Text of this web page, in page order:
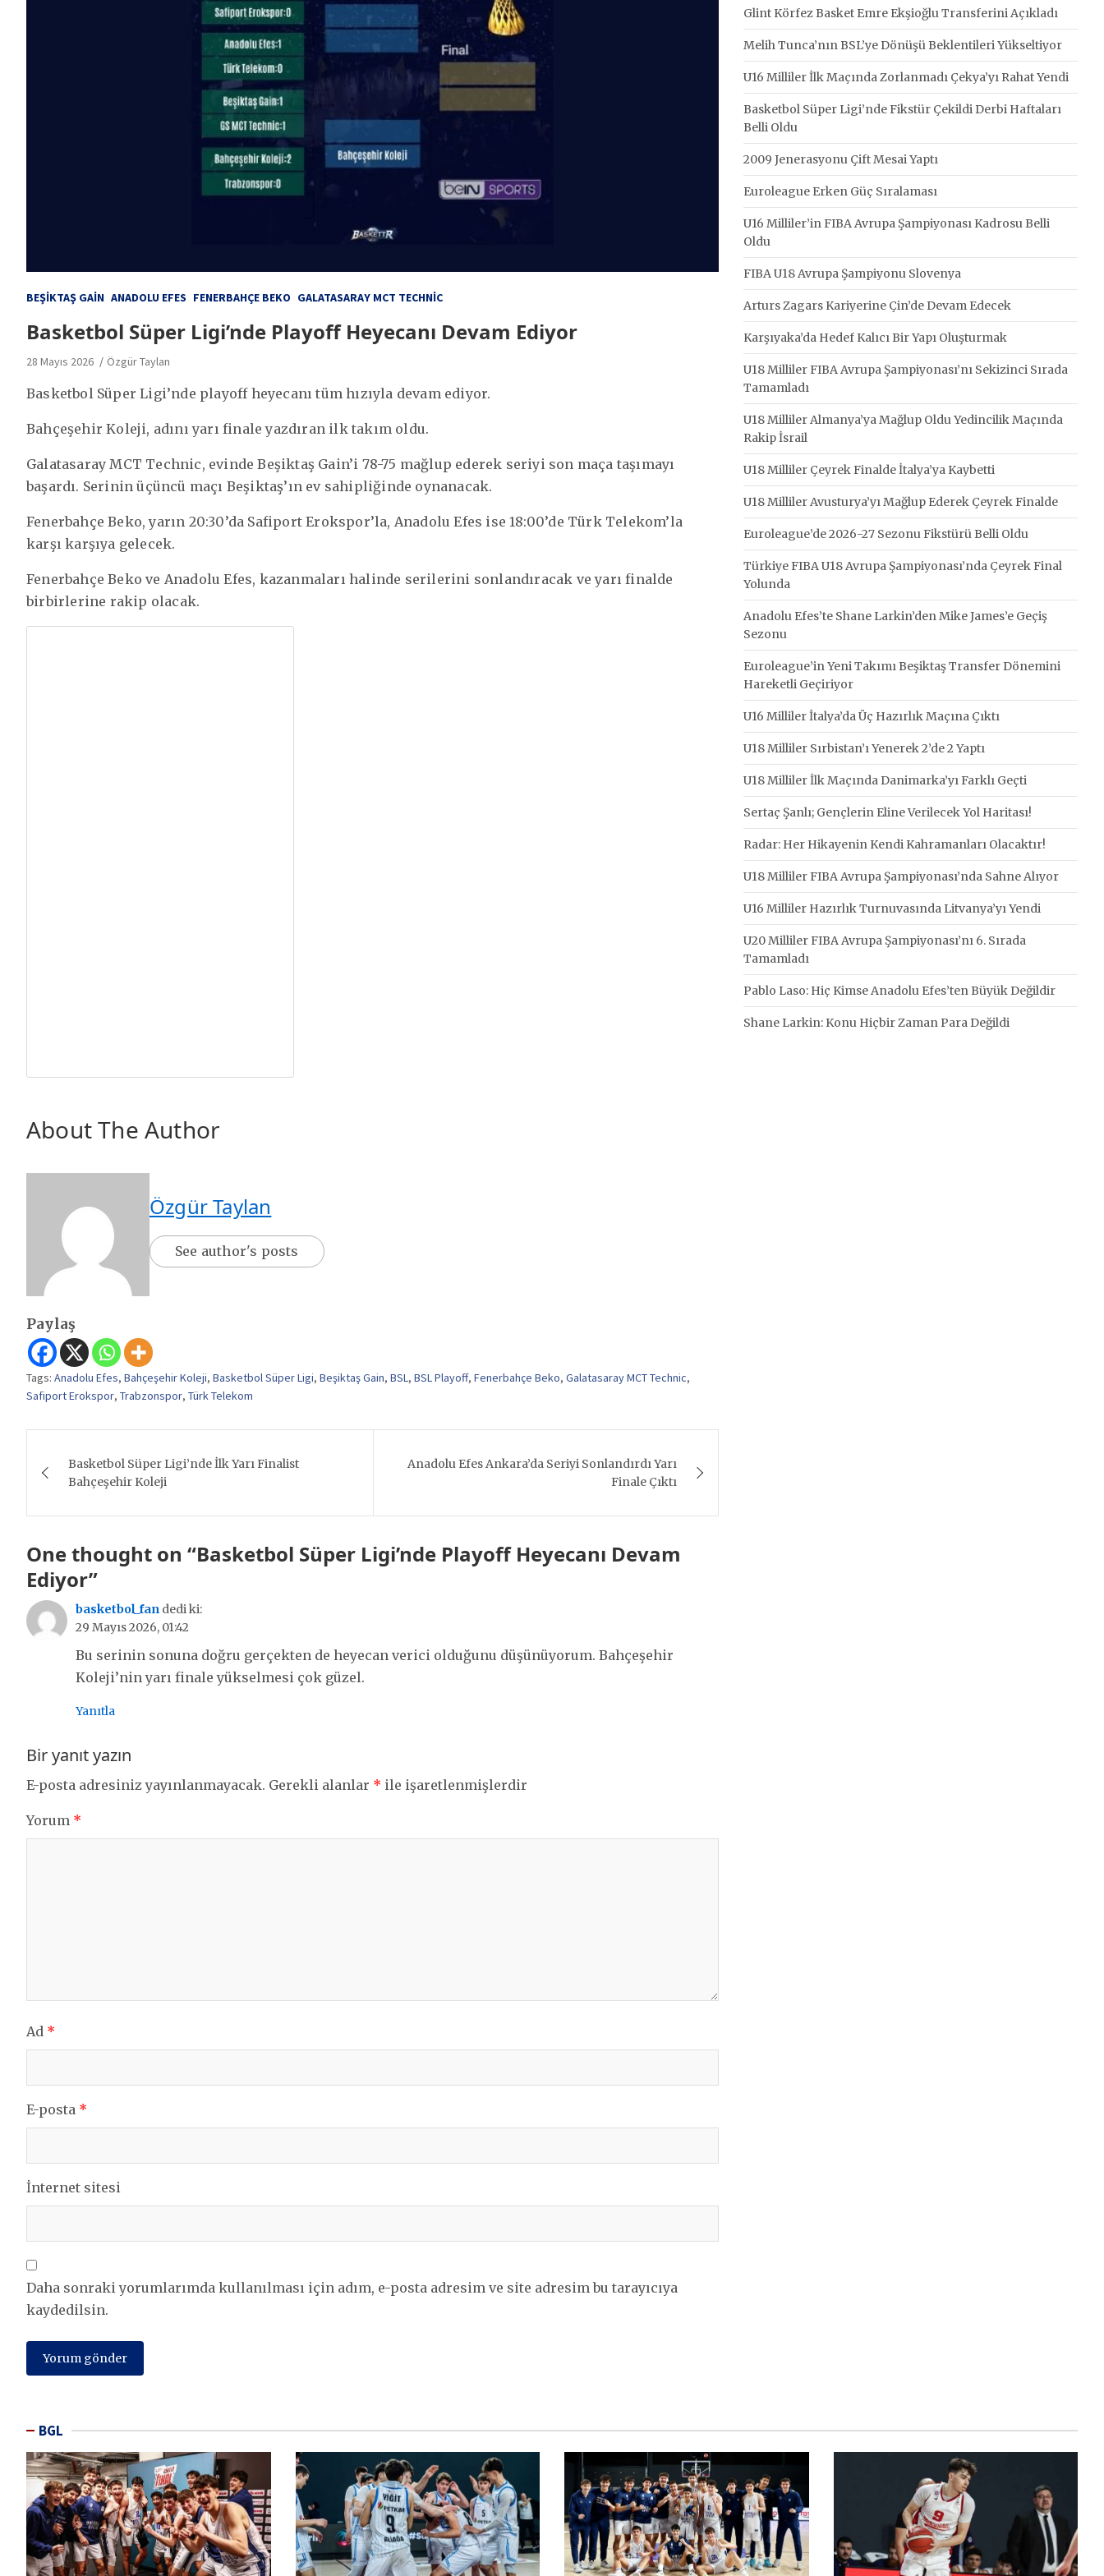
BEŞIKTAŞ GAIN ANADOLU EFES FENERBAHÇE BEKO GALATASARAY MCT TECHNIC
Basketbol Süper Ligi’nde Playoff Heyecanı Devam Ediyor
28 Mayıs 2026 Özgür Taylan
Basketbol Süper Ligi’nde playoff heyecanı tüm hızıyla devam ediyor.
Bahçeşehir Koleji, adını yarı finale yazdıran ilk takım oldu.
Galatasaray MCT Technic, evinde Beşiktaş Gain’i 78-75 mağlup ederek seriyi son maça taşımayı
başardı. Serinin üçüncü maçı Beşiktaş’ın ev sahipliğinde oynanacak.
Fenerbahçe Beko, yarın 20:30’da Safiport Erokspor’la, Anadolu Efes ise 18:00’de Türk Telekom’la
karşı karşıya gelecek.
Fenerbahçe Beko ve Anadolu Efes, kazanmaları halinde serilerini sonlandıracak ve yarı finalde
birbirlerine rakip olacak.
About The Author
Özgür Taylan
See author's posts
Paylaş
Tags: Anadolu Efes, Bahçeşehir Koleji, Basketbol Süper Ligi, Beşiktaş Gain, BSL, BSL Playoff, Fenerbahçe Beko, Galatasaray MCT Technic,
Safiport Erokspor, Trabzonspor, Türk Telekom
gezinmesi
Basketbol Süper Ligi’nde İlk Yarı Finalist
Bahçeşehir Koleji
Anadolu Efes Ankara’da Seriyi Sonlandırdı Yarı
Finale Çıktı
One thought on “Basketbol Süper Ligi’nde Playoff Heyecanı Devam
Ediyor”
basketbol_fan dedi ki:
29 Mayıs 2026, 01:42
Bu serinin sonuna doğru gerçekten de heyecan verici olduğunu düşünüyorum. Bahçeşehir
Koleji’nin yarı finale yükselmesi çok güzel.
Yanıtla
Bir yanıt yazın
E-posta adresiniz yayınlanmayacak. Gerekli alanlar * ile işaretlenmişlerdir
Yorum *
Ad *
E-posta *
İnternet sitesi
Daha sonraki yorumlarımda kullanılması için adım, e-posta adresim ve site adresim bu tarayıcıya
kaydedilsin.
Glint Körfez Basket Emre Ekşioğlu Transferini Açıkladı
Melih Tunca’nın BSL’ye Dönüşü Beklentileri Yükseltiyor
U16 Milliler İlk Maçında Zorlanmadı Çekya’yı Rahat Yendi
Basketbol Süper Ligi’nde Fikstür Çekildi Derbi Haftaları
Belli Oldu
2009 Jenerasyonu Çift Mesai Yaptı
Euroleague Erken Güç Sıralaması
U16 Milliler’in FIBA Avrupa Şampiyonası Kadrosu Belli
Oldu
FIBA U18 Avrupa Şampiyonu Slovenya
Arturs Zagars Kariyerine Çin’de Devam Edecek
Karşıyaka’da Hedef Kalıcı Bir Yapı Oluşturmak
U18 Milliler FIBA Avrupa Şampiyonası’nı Sekizinci Sırada
Tamamladı
U18 Milliler Almanya’ya Mağlup Oldu Yedincilik Maçında
Rakip İsrail
U18 Milliler Çeyrek Finalde İtalya’ya Kaybetti
U18 Milliler Avusturya’yı Mağlup Ederek Çeyrek Finalde
Euroleague’de 2026-27 Sezonu Fikstürü Belli Oldu
Türkiye FIBA U18 Avrupa Şampiyonası’nda Çeyrek Final
Yolunda
Anadolu Efes’te Shane Larkin’den Mike James’e Geçiş
Sezonu
Euroleague’in Yeni Takımı Beşiktaş Transfer Dönemini
Hareketli Geçiriyor
U16 Milliler İtalya’da Üç Hazırlık Maçına Çıktı
U18 Milliler Sırbistan’ı Yenerek 2’de 2 Yaptı
U18 Milliler İlk Maçında Danimarka’yı Farklı Geçti
Sertaç Şanlı; Gençlerin Eline Verilecek Yol Haritası!
Radar: Her Hikayenin Kendi Kahramanları Olacaktır!
U18 Milliler FIBA Avrupa Şampiyonası’nda Sahne Alıyor
U16 Milliler Hazırlık Turnuvasında Litvanya’yı Yendi
U20 Milliler FIBA Avrupa Şampiyonası’nı 6. Sırada
Tamamladı
Pablo Laso: Hiç Kimse Anadolu Efes’ten Büyük Değildir
Shane Larkin: Konu Hiçbir Zaman Para Değildi
BGL